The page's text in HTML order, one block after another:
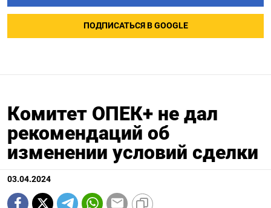
ПОДПИСАТЬСЯ В GOOGLE
Комитет ОПЕК+ не дал
рекомендаций об
изменении условий сделки
03.04.2024